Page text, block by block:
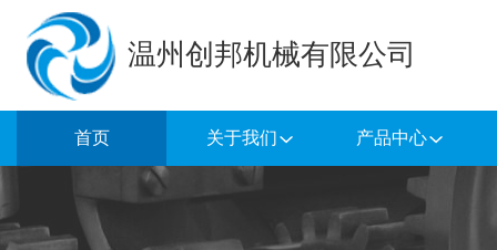
温州创邦机械有限公司
首页 关于我们 产品中心